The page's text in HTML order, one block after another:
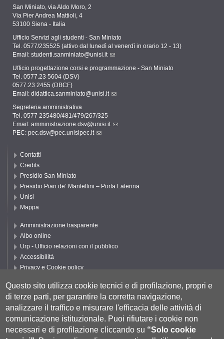
San Miniato, via Aldo Moro, 2
Via Pier Andrea Mattioli, 4
53100 Siena - Italia
Ufficio Servizi agli studenti - San Miniato
Tel. 0577/235525 (attivo dal lunedì al venerdì in orario 12 - 13)
Email: studenti.sanminiato@unisi.it
Ufficio progettazione corsi e programmazione - San Miniato
Tel. 0577.23 5604 (DSV)
0577.23 2455 (DBCF)
Email: didattica.sanminiato@unisi.it
Segreteria amministrativa
Tel. 0577 235480/481/479/267/325
Email: amministrazione.dsv@unisi.it
PEC: pec.dsv@pec.unisipec.it
Contatti
Credits
Presidio San Miniato
Presidio Pian de’ Mantellini – Porta Laterina
Unisi
Mappa
Amministrazione trasparente
Albo online
Urp - Ufficio relazioni con il pubblico
Accessibilità
Privacy e Cookie policy
Segui UNISI
Questo sito utilizza cookie tecnici e di profilazione, propri e
di terze parti, per garantire la corretta navigazione,
analizzare il traffico e misurare l'efficacia delle attività di
comunicazione istituzionale. Puoi rifiutare i cookie non
necessari e di profilazione cliccando su “Solo cookie